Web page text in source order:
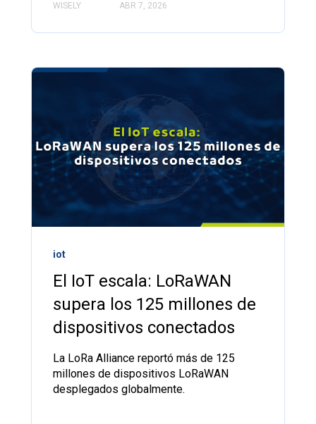
WISELY ABR 7, 2026
iot
El IoT escala: LoRaWAN
supera los 125 millones de
dispositivos conectados
La LoRa Alliance reportó más de 125
millones de dispositivos LoRaWAN
desplegados globalmente.